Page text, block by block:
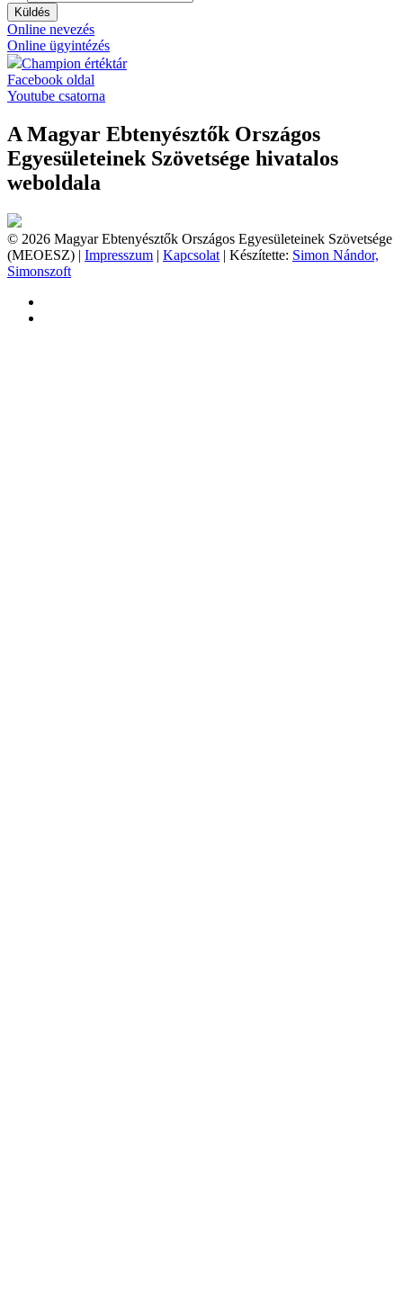
Küldés
Online nevezés
Online ügyintézés
Champion értéktár
Facebook oldal
Youtube csatorna
A Magyar Ebtenyésztők Országos
Egyesületeinek Szövetsége hivatalos
weboldala
© 2026 Magyar Ebtenyésztők Országos Egyesületeinek Szövetsége
(MEOESZ) | Impresszum | Kapcsolat | Készítette: Simon Nándor,
Simonszoft